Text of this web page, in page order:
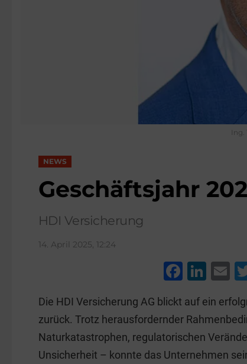
NEWS
Geschäftsjahr
HDI Versicherung
14. April 2025, 12:24
F
c
e
b
Li
k
e
dI
E
ai
l
Die HDI Versicherung AG blickt auf ein
zurück. Trotz herausfordernder
Naturkatastrophen, regulatorischen
Unsicherheit – konnte das Unternehmen